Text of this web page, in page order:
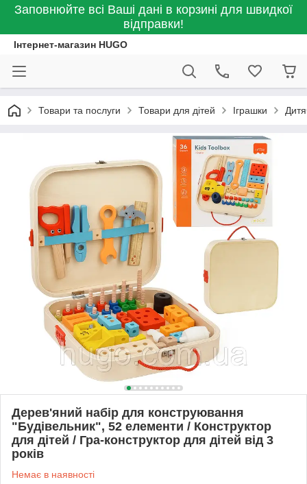
Заповнюйте всі Ваші дані в корзині для швидкої
відправки!
Інтернет-магазин HUGO
Товари та послуги Товари для дітей Іграшки
Дерев'яний набір для конструювання
"Будівельник", 52 елементи / Конструктор
для дітей / Гра-конструктор для дітей від 3
років
Немає в наявності